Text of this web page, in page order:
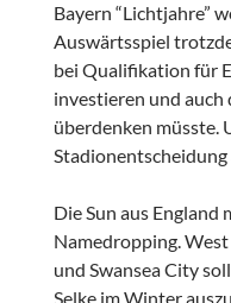
Bayern “Lichtjahre”
Auswärtsspiel
bei Qualifikation für
investieren und auch
überdenken müsste.
Stadionentscheidung
Die Sun aus England
Namedropping.
und Swansea City
Selke im Winter